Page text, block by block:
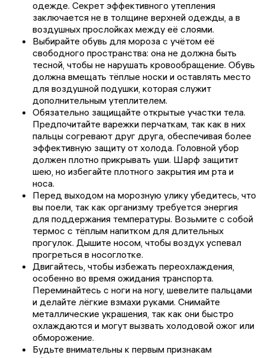
одежде. Секрет эффективного утепления
заключается не в толщине верхней одежды, а в
воздушных прослойках между её слоями.
Выбирайте обувь для мороза с учётом её
свободного пространства: она не должна быть
тесной, чтобы не нарушать кровообращение. Обувь
должна вмещать тёплые носки и оставлять место
для воздушной подушки, которая служит
дополнительным утеплителем.
Обязательно защищайте открытые участки тела.
Предпочитайте варежки перчаткам, так как в них
пальцы согревают друг друга, обеспечивая более
эффективную защиту от холода. Головной убор
должен плотно прикрывать уши. Шарф защитит
шею, но избегайте плотного закрытия им рта и
носа.
Перед выходом на морозную улику убедитесь, что
вы поели, так как организму требуется энергия
для поддержания температуры. Возьмите с собой
термос с тёплым напитком для длительных
прогулок. Дышите носом, чтобы воздух успевал
прогреться в носоглотке.
Двигайтесь, чтобы избежать переохлаждения,
особенно во время ожидания транспорта.
Переминайтесь с ноги на ногу, шевелите пальцами
и делайте лёгкие взмахи руками. Снимайте
металлические украшения, так как они быстро
охлаждаются и могут вызвать холодовой ожог или
обморожение.
Будьте внимательны к первым признакам